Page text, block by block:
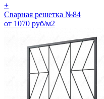
+
Сварная решетка №84
от 1070 руб/м2